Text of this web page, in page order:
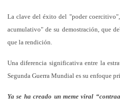
La clave del éxito del "poder coercitivo",
acumulativo" de su demostración, que
que la rendición.
Una diferencia significativa entre la
Segunda Guerra Mundial es su enfoque
Ya se ha creado un meme viral